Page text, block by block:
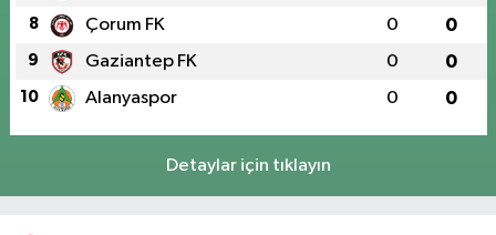
8 Çorum FK 0 0
9 Gaziantep FK 0 0
10 Alanyaspor 0 0
Detaylar için tıklayın